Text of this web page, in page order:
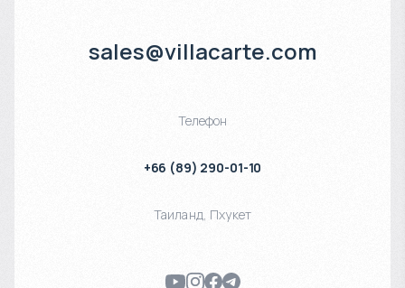
sales@villacarte.com
Телефон
+66 (89) 290-01-10
Таиланд, Пхукет